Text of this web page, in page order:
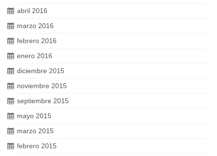
abril 2016
marzo 2016
febrero 2016
enero 2016
diciembre 2015
noviembre 2015
septiembre 2015
mayo 2015
marzo 2015
febrero 2015